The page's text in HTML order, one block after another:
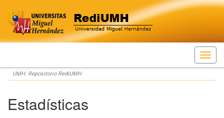
Skip
navigation
UMH: Repositorio RediUMH
Estadísticas